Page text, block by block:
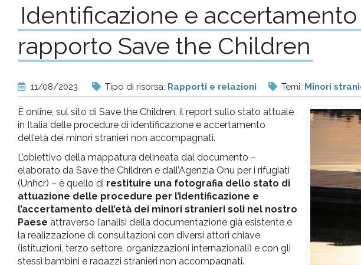
e
analisi
pr
l'infanzia
e
l'adolescenza
Identificazione e
rapporto Save the Children
11/08/2023 Tipo di risorsa: Rapporti e relazioni Temi: Minori
È online, sul sito di Save the Children, il report sullo stato attuale
in Italia delle procedure di identificazione e accertamento
dell’età dei minori stranieri non accompagnati.
L’obiettivo della mappatura delineata dal documento –
elaborato da Save the Children e dall’Agenzia Onu per i rifugiati
(Unhcr) – è quello di restituire una fotografia dello stato di
attuazione delle procedure per l’identificazione e
l’accertamento dell’età dei minori stranieri soli nel nostro
Paese attraverso l’analisi della documentazione già esistente e
la realizzazione di consultazioni con diversi attori chiave
(istituzioni, terzo settore, organizzazioni internazionali) e con gli
stessi bambini e ragazzi stranieri non accompagnati.